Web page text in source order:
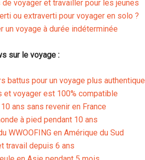
voyager et travailler pour les jeunes
ou extraverti pour voyager en solo ?
un voyage à durée indéterminée
sur le voyage :
battus pour un voyage plus authentique
et voyager est 100% compatible
ans sans revenir en France
à pied pendant 10 ans
WWOOFING en Amérique du Sud
travail depuis 6 ans